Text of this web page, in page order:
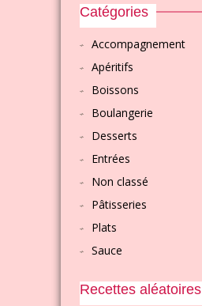
Catégories
Accompagnement
Apéritifs
Boissons
Boulangerie
Desserts
Entrées
Non classé
Pâtisseries
Plats
Sauce
Recettes aléatoires